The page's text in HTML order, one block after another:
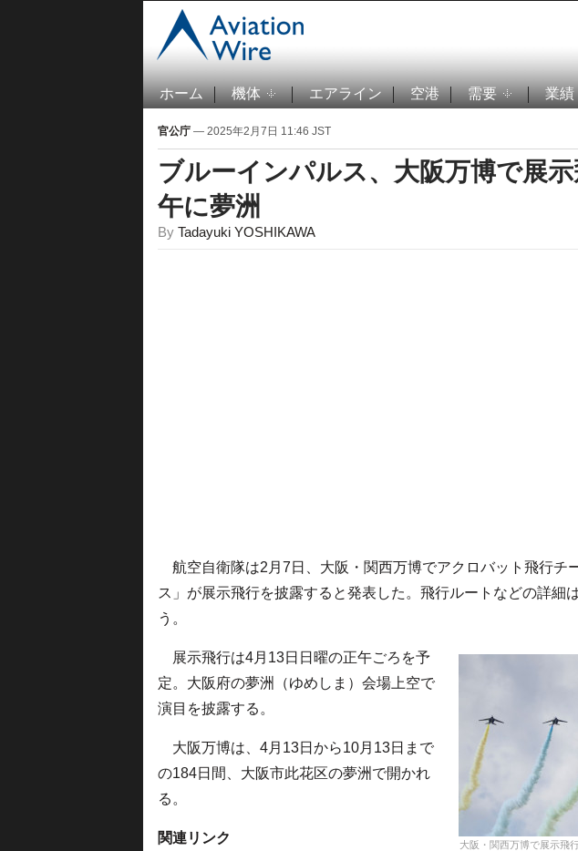
ホーム 機体 エアライン 空港 需要 業績
官公庁 — 2025年2月7日 11:46 JST
ブルーインパルス、大阪万博で展
午に夢洲
By Tadayuki YOSHIKAWA
航空自衛隊は2月7日、大阪・関西万博でアクロバット飛行チ
ス」が展示飛行を披露すると発表した。飛行ルートなどの詳細
う。
大阪・関西万博で展示飛
展示飛行は4月13日日曜の正午ごろを予
定。大阪府の夢洲（ゆめしま）会場上空で
演目を披露する。
大阪万博は、4月13日から10月13日まで
の184日間、大阪市此花区の夢洲で開かれ
る。
関連リンク